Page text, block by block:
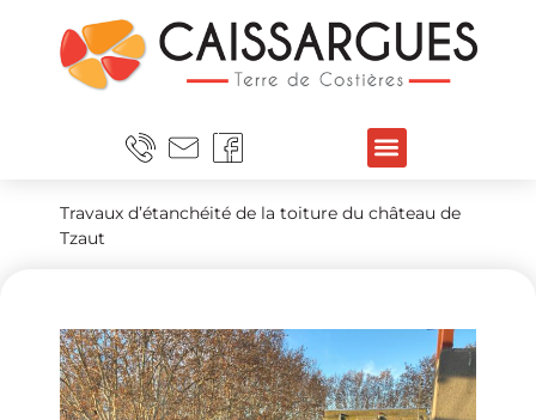
Travaux d’étanchéité de la toiture du château de
Tzaut